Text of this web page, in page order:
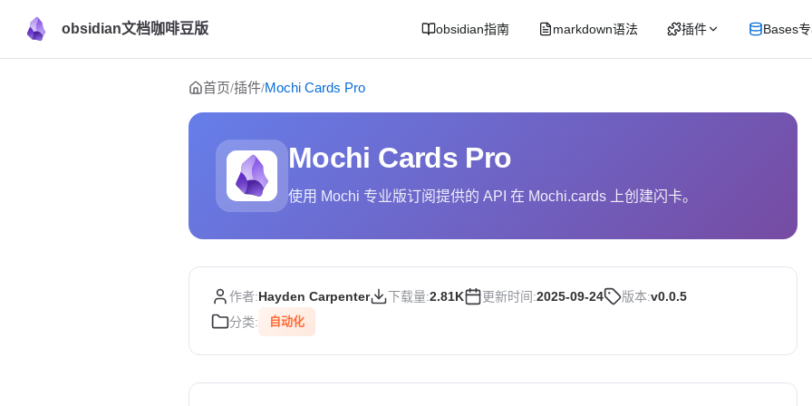
obsidian文档咖啡豆版 obsidian指南 markdown语法 插件 Bases
Skip to content
首页/插件/Mochi Cards Pro
Mochi Cards Pro
使用 Mochi 专业版订阅提供的 API 在 Mochi.cards 上创建闪卡。
作者:Hayden Carpenter 下载量:2.81K 更新时间:2025-09-24 版本:v0.0.5
分类:
自动化